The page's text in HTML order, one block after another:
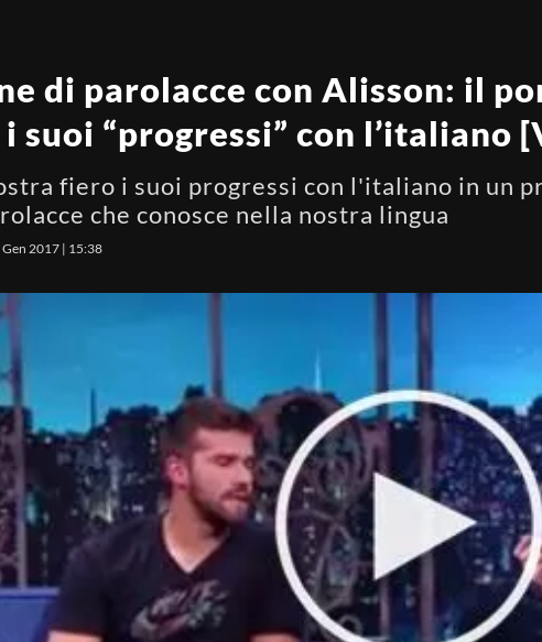
di parolacce con Alisson: il
suoi “progressi” con l’italiano
fiero i suoi progressi con l'italiano in un
che conosce nella nostra lingua
Gen 2017 | 15:38